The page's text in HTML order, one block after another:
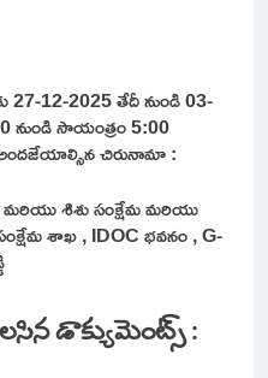
27-12-2025 తేదీ నుండి 03-
నుండి సాయంత్రం 5:00
అందజేయాల్సిన చిరునామా :
శిశు సంక్షేమ మరియు
శాఖ , IDOC భవనం , G-
డాక్యుమెంట్స్ :